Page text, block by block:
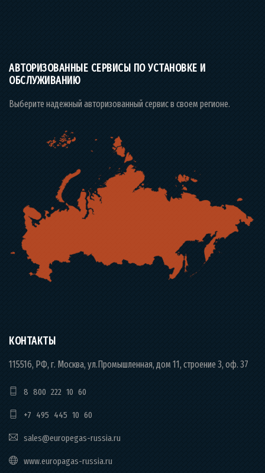
АВТОРИЗОВАННЫЕ СЕРВИСЫ ПО УСТАНОВКЕ И
ОБСЛУЖИВАНИЮ
Выберите надежный авторизованный сервис в своем регионе.
КОНТАКТЫ
115516, РФ, г. Москва, ул.Промышленная, дом 11, строение 3, оф. 37
8 800 222 10 60
+7 495 445 10 60
sales@europegas-russia.ru
www.europagas-russia.ru